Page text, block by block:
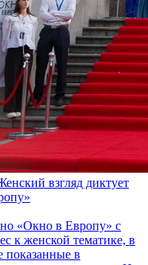
взгляд диктует
«Окно в Европу» с
к женской тематике, в
показанные в